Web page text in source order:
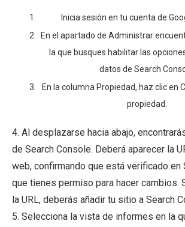
Inicia sesión en tu cuenta de
En el apartado de Administrar
la que busques habilitar las
datos de Search
En la columna Propiedad, haz clic en
propiedad.
4. Al desplazarse hacia abajo,
de Search Console. Deberá aparecer la
web, confirmando que está verificado en
que tienes permiso para hacer cambios.
la URL, deberás añadir tu sitio a Search
5. Selecciona la vista de informes en la